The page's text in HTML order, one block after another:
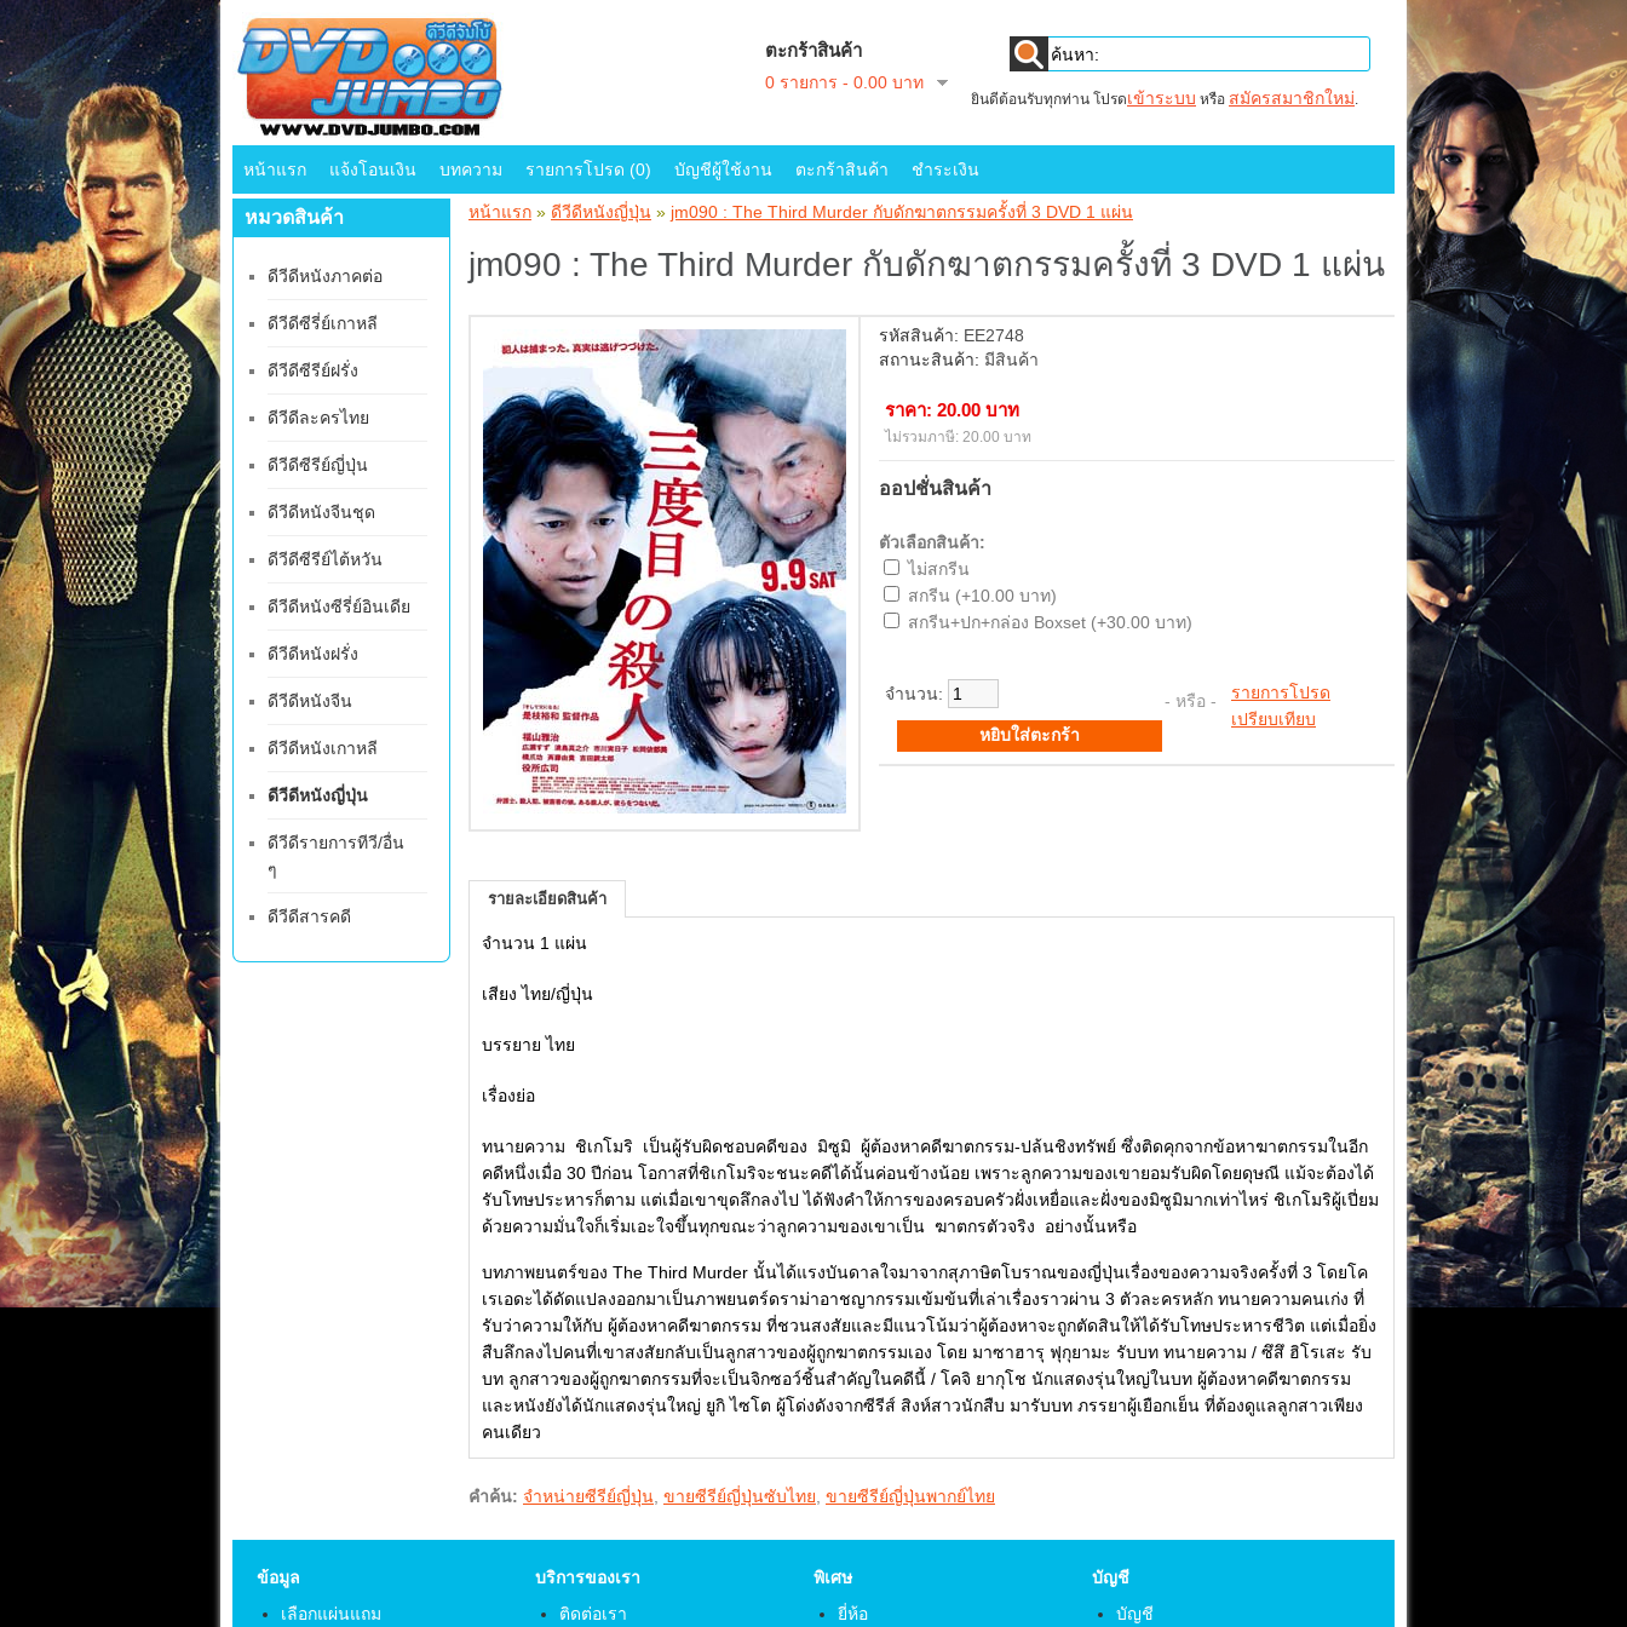
ตะกร้าสินค้า
0 รายการ - 0.00 บาท
ยินดีต้อนรับทุกท่าน โปรดเข้าระบบ หรือ สมัครสมาชิกใหม่.
หน้าแรก แจ้งโอนเงิน บทความ รายการโปรด (0) บัญชีผู้ใช้งาน ตะกร้าสินค้า ชำระเงิน
หมวดสินค้า
ดีวีดีหนังภาคต่อ
ดีวีดีซีรี่ย์เกาหลี
ดีวีดีซีรีย์ฝรั่ง
ดีวีดีละครไทย
ดีวีดีซีรีย์ญี่ปุ่น
ดีวีดีหนังจีนชุด
ดีวีดีซีรีย์ไต้หวัน
ดีวีดีหนังซีรี่ย์อินเดีย
ดีวีดีหนังฝรั่ง
ดีวีดีหนังจีน
ดีวีดีหนังเกาหลี
ดีวีดีหนังญี่ปุ่น
ดีวีดีรายการทีวี/อื่น
ๆ
ดีวีดีสารคดี
หน้าแรก » ดีวีดีหนังญี่ปุ่น » jm090 : The Third Murder กับดักฆาตกรรมครั้งที่ 3 DVD 1 แผ่น
jm090 : The Third Murder กับดักฆาตกรรมครั้งที่ 3 DVD 1 แผ่น
รหัสสินค้า: EE2748
สถานะสินค้า: มีสินค้า
ราคา: 20.00 บาท
ไม่รวมภาษี: 20.00 บาท
ออปชั่นสินค้า
ตัวเลือกสินค้า:
ไม่สกรีน
สกรีน (+10.00 บาท)
สกรีน+ปก+กล่อง Boxset (+30.00 บาท)
จำนวน: - หรือ - รายการโปรด
เปรียบเทียบ
รายละเอียดสินค้า
จำนวน 1 แผ่น
เสียง ไทย/ญี่ปุ่น
บรรยาย ไทย
เรื่องย่อ
ทนายความ ชิเกโมริ เป็นผู้รับผิดชอบคดีของ มิซูมิ ผู้ต้องหาคดีฆาตกรรม-ปล้นชิงทรัพย์ ซึ่งติดคุกจากข้อหาฆาตกรรมในอีก
คดีหนึ่งเมื่อ 30 ปีก่อน โอกาสที่ชิเกโมริจะชนะคดีได้นั้นค่อนข้างน้อย เพราะลูกความของเขายอมรับผิดโดยดุษณี แม้จะต้องได้
รับโทษประหารก็ตาม แต่เมื่อเขาขุดลึกลงไป ได้ฟังคำให้การของครอบครัวฝั่งเหยื่อและฝั่งของมิซูมิมากเท่าไหร่ ชิเกโมริผู้เปี่ยม
ด้วยความมั่นใจก็เริ่มเอะใจขึ้นทุกขณะว่าลูกความของเขาเป็น ฆาตกรตัวจริง อย่างนั้นหรือ
บทภาพยนตร์ของ The Third Murder นั้นได้แรงบันดาลใจมาจากสุภาษิตโบราณของญี่ปุ่นเรื่องของความจริงครั้งที่ 3 โดยโค
เรเอดะได้ดัดแปลงออกมาเป็นภาพยนตร์ดราม่าอาชญากรรมเข้มข้นที่เล่าเรื่องราวผ่าน 3 ตัวละครหลัก ทนายความคนเก่ง ที่
รับว่าความให้กับ ผู้ต้องหาคดีฆาตกรรม ที่ชวนสงสัยและมีแนวโน้มว่าผู้ต้องหาจะถูกตัดสินให้ได้รับโทษประหารชีวิต แต่เมื่อยิ่ง
สืบลึกลงไปคนที่เขาสงสัยกลับเป็นลูกสาวของผู้ถูกฆาตกรรมเอง โดย มาซาฮารุ ฟุกุยามะ รับบท ทนายความ / ซึสึ ฮิโรเสะ รับ
บท ลูกสาวของผู้ถูกฆาตกรรมที่จะเป็นจิกซอว์ชิ้นสำคัญในคดีนี้ / โคจิ ยากุโช นักแสดงรุ่นใหญ่ในบท ผู้ต้องหาคดีฆาตกรรม
และหนังยังได้นักแสดงรุ่นใหญ่ ยูกิ ไซโต ผู้โด่งดังจากซีรีส์ สิงห์สาวนักสืบ มารับบท ภรรยาผู้เยือกเย็น ที่ต้องดูแลลูกสาวเพียง
คนเดียว
คำค้น: จําหน่ายซีรีย์ญี่ปุ่น ขายซีรีย์ญี่ปุ่นซับไทย ขายซีรีย์ญี่ปุ่นพากย์ไทย
ข้อมูล
เลือกแผ่นแถม
บริการของเรา
ติดต่อเรา
พิเศษ
ยี่ห้อ
บัญชี
บัญชี